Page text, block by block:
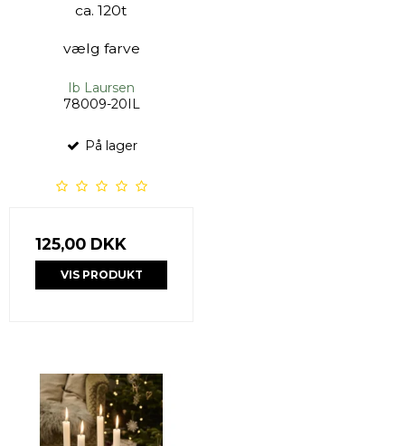
ca. 120t
vælg farve
Ib Laursen
78009-20IL
På lager
125,00 DKK
VIS PRODUKT